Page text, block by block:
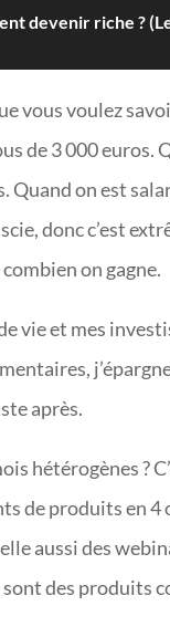
devenir riche ?
vous voulez
de 3 000 euros.
Quand on est
donc c’est
on gagne.
vie et mes
après.
hétérogènes ?
de produits en
aussi des
des produits